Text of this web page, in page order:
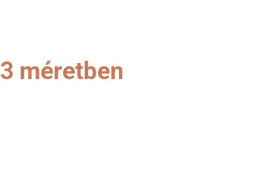
méretben